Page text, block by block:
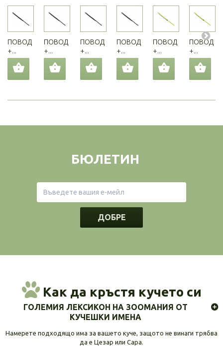
ПОВОД
+...
ПОВОД
+...
ПОВОД
+...
ПОВОД
+...
ПОВОД
+...
ПОВОД
+...
БЮЛЕТИН
ДОБРЕ
Как да кръстя кучето си
ГОЛЕМИЯ ЛЕКСИКОН НА ЗООМАНИЯ ОТ
КУЧЕШКИ ИМЕНА
Намерете подходящо има за вашето куче, защото не винаги трябва
да е Цезар или Сара.